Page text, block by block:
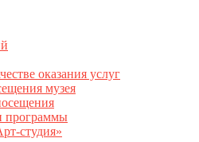
оказания услуг
музея
программы
студия»